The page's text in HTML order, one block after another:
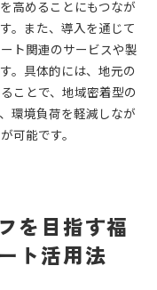
高めることにもつなが
。また、導入を通じて
ト関連のサービスや製
。具体的には、地元の
ことで、地域密着型の
環境負荷を軽減しなが
可能です。
を目指す福
ト活用法